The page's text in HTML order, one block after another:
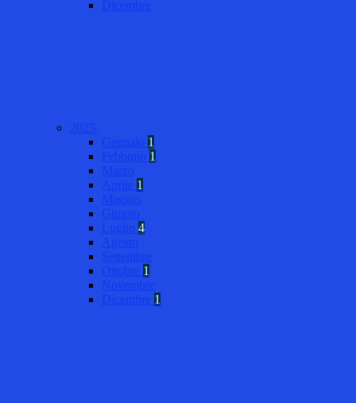
Dicembre
Gennaio 1
Febbraio 1
Marzo
Aprile 1
Maggio
Giugno
Luglio 4
Agosto
Settembre
Ottobre 1
Novembre
Dicembre 1